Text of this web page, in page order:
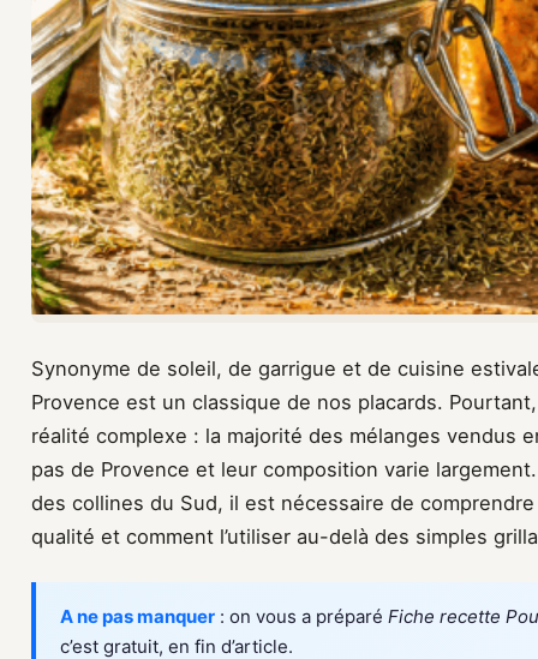
Synonyme de soleil, de garrigue et de cuisine
Provence est un classique de nos placards.
réalité complexe : la majorité des mélanges vendus
pas de Provence et leur composition varie
des collines du Sud, il est nécessaire de
qualité et comment l’utiliser au-delà des simples
A ne pas manquer : on vous a préparé Fiche recette
c’est gratuit, en fin d’article.